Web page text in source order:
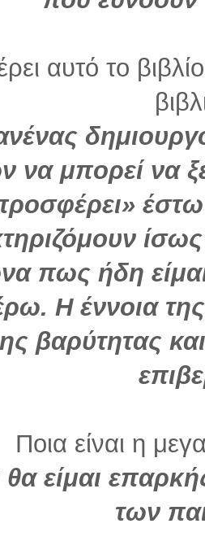
αυτό το
να μπορεί να
έστω
πως ήδη
Η έννοια
βαρύτητας
Ποια είναι η
είμαι
των